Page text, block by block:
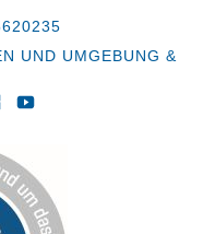
UND UMGEBUNG &